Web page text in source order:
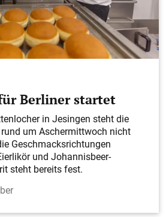
Berliner startet
in Jesingen steht die
um Aschermittwoch nicht
Geschmacksrichtungen
und Johannisbeer-
steht bereits fest.